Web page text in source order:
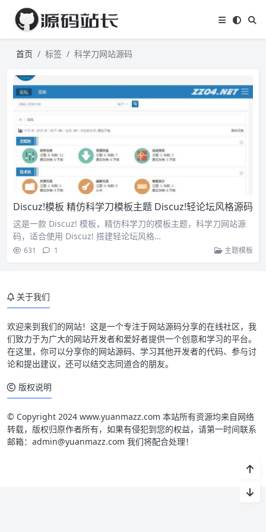
首页 标签 科学刀网站源码
Discuz!模板 精仿科学刀模板主题 Discuz!轻论坛风格源码
这是一款 Discuz! 模板，精仿科学刀的模板主题，科学刀网站源
码，适合使用 Discuz! 搭建轻论坛风格…
631 1 主题模板
关于我们
欢迎来到我们的网站！这是一个专注于网站源码分享的在线社区，我
们致力于为广大的网站开发者和爱好者提供一个创意和学习的平台。
在这里，你可以分享你的网站源码、学习其他开发者的代码、参与讨
论和提出建议，还可以结交志同道合的朋友。
版权说明
© Copyright 2024 www.yuanmazz.com 本站所有资源均来自网络
转载，版权归原作者所有，如果有侵犯到您的权益，请第一时间联系
邮箱：admin@yuanmazz.com 我们将配合处理！